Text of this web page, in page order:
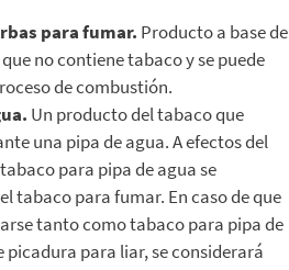
para fumar. Producto a base de
no contiene tabaco y se puede
de combustión.
Un producto del tabaco que
una pipa de agua. A efectos del
para pipa de agua se
tabaco para fumar. En caso de que
tanto como tabaco para pipa de
picadura para liar, se considerará